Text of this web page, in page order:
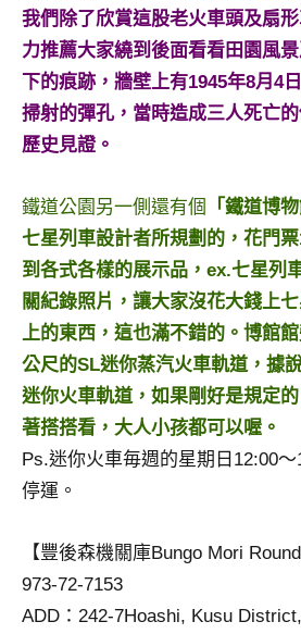
旅
遊
誌
專
欄、
光
合
作
達
人
對
★
我們除了欣賞這股老火車頭及扇
力推薦大家繞到後面看看田園風
下的痕跡，牆壁上有1945年8月4
掃射的彈孔，當時造成三人死亡
歷史見證。
鐵道公園另一側還有個
「鐵道博
七星列車設計者所規劃的，花門
到各式各樣的展示品，ex.七星列
關紀錄照片，讓大家沒花大錢上
上的東西，這也滿不錯的。博館
公尺的SL迷你蒸汽火車軌道，據
迷你火車軌道，如果剛好是規定
著搭搭看，大人小孩都可以喔。
Ps.迷你火車毎週的星期日12:00～
停運。
【豐後森機關庫Bungo Mori
973-72-7153
ADD：242-7Hoashi, Kusu